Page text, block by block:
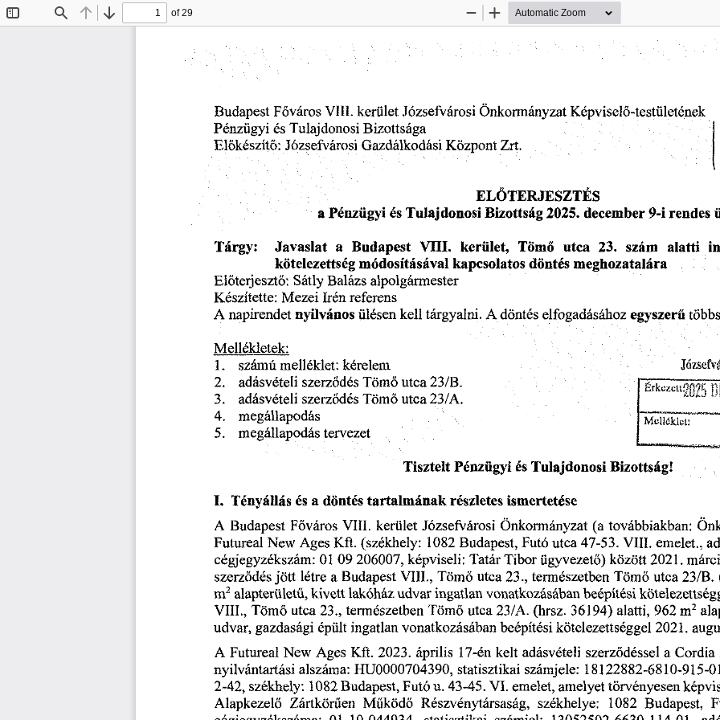
Find Previous
Next
of 29
Zoom
Zoom
Budapest Főváros Vili, kerület Józsefvárosi Önkormányzat Képviselő-testületének
Pénzügyi és Tulajdonosi Bizottsága
Előkészítő: Józsefvárosi Gazdálkodási Központ Zrt.
ELŐTERJESZTÉS
a Pénzügyi és Tulajdonosi Bizottság 2025. december 9-i rendes
Tárgy: Javaslat a Budapest VHI. kerület, Tömő utca 23. szám alatti
kötelezettség módosításával kapcsolatos döntés meghozatalára
Előterjesztő: Sátly Balázs alpolgármester
Készítette: Mezei Irén referens
A napirendet nyilvános ülésen kell tárgyalni. A döntés elfogadásához egyszerű
Mellékletek:
1.
számú melléklet: kérelem
2.
adásvételi szerződés Tömő utca 23/B.
3.
adásvételi szerződés Tömő utca 23/A.
4.
megállapodás
5.
megállapodás tervezet
Tisztelt Pénzügyi és Tulajdonosi Bizottság!
Melléklet!
I. Tényállás és a döntés tartalmának részletes ismertetése
A Budapest Főváros VIII. kerület Józsefvárosi Önkormányzat (a továbbiakban:
Futureal New Ages Kft. (székhely: 1082 Budapest, Futó utca 47-53. VIII. emelet.,
cégjegyzékszám: 01 09 206007, képviseli: Tatár Tibor ügyvezető) között 2021.
szerződés jött létre a Budapest VIII., Tömő utca 23., természetben Tömő utca 23/B.
m2 alapterületű, kivett lakóházudvar ingatlanvonatkozásában beépítési
VIII., Tömő utca 23., természetben Tömő utca 23/A. (hrsz. 36194) alatti, 962 m2
udvar, gazdasági épült ingatlan vonatkozásában beépítési kötelezettséggel 2021.
A Futureal New Ages Kft. 2023. április 17-én kelt adásvételi szerződéssel a Cordia
nyilvántartási alszáma: HU0000704390, statisztikai számjele: 18122882-6810-915-
2-42, székhely: 1082 Budapest, Futó u. 43-45. VI. emelet, amelyet törvényesen
Alapkezelő Zártkörűen Működő Részvénytársaság, székhelye: 1082 Budapest,